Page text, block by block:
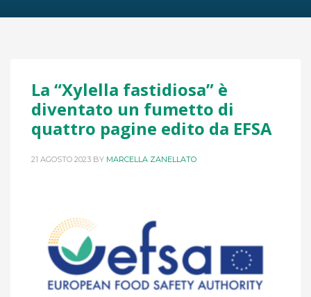
La “Xylella fastidiosa” è
diventato un fumetto di
quattro pagine edito da EFSA
21 AGOSTO 2023 BY MARCELLA ZANELLATO